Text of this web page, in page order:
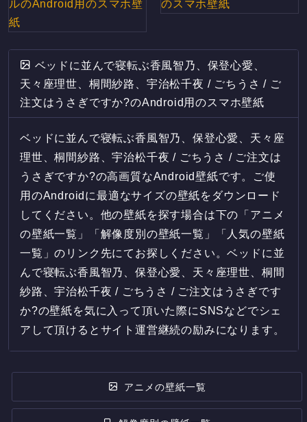
ベッドに並んで寝転ぶ香風智乃、保登心愛、
天々座理世、桐間紗路、宇治松千夜 / ごちうさ / ご
注文はうさぎですか?のAndroid用のスマホ壁紙
ベッドに並んで寝転ぶ香風智乃、保登心愛、天々座
理世、桐間紗路、宇治松千夜 / ごちうさ / ご注文は
うさぎですか?の高画質なAndroid壁紙です。ご使
用のAndroidに最適なサイズの壁紙をダウンロード
してください。他の壁紙を探す場合は下の「アニメ
の壁紙一覧」「解像度別の壁紙一覧」「人気の壁紙
一覧」のリンク先にてお探しください。ベッドに並
んで寝転ぶ香風智乃、保登心愛、天々座理世、桐間
紗路、宇治松千夜 / ごちうさ / ご注文はうさぎです
か?の壁紙を気に入って頂いた際にSNSなどでシェ
アして頂けるとサイト運営継続の励みになります。
アニメの壁紙一覧